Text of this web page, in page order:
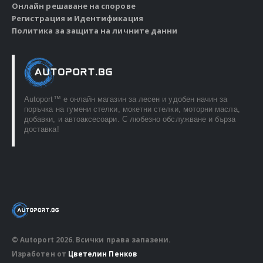
Онлайн решаване на спорове
Регистрация и Идентификация
Политика за защита на личните данни
Autoport™ e онлайн магазин за лесен и удобен начин за
поръчка на гумени стелки, мокетни стелки, моторни масла,
добавки, и автоаксесоари. С любезно обслужване и бърза
доставка!
© Autoport 2026. Всички права запазени.
Изработен от Цветелин Пенков